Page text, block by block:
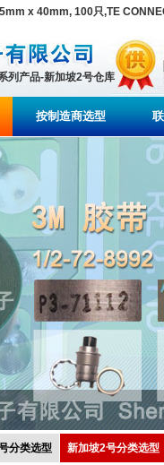
x 40mm, 100只,TE
列产品-新加坡2号仓库
按制造商选型
分类选型 新加坡2号分类选型